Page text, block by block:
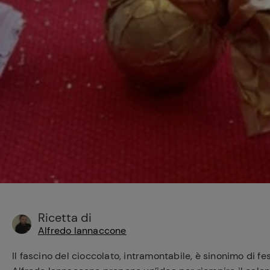
Bisque di gamberi:
l'ideale per insaporire
Ricetta di
Alfredo Iannaccone
Il fascino del cioccolato, intramontabile, è sinonimo di